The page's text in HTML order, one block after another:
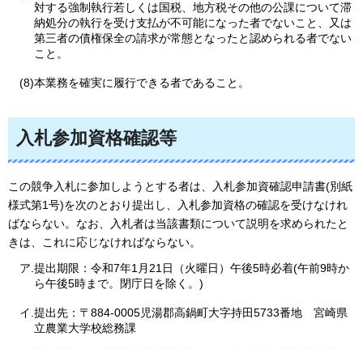
対する強制執行若しくは国税、地方税その他の公課について滞
納処分の執行を受け支払が不可能になった者でないこと、又は
第三者の債権保全の請求が常態となったと認められる者でない
こと。
(8)本業務を確実に履行できる者であること。
入札参加資格確認等
この競争入札に参加しようとする者は、入札参加資確認申請書(別紙
様式第1号)を次のとおり提出し、入札参加資格の確認を受けなけれ
ばならない。なお、入札者は当該書類について説明を求められたと
きは、これに応じなければならない。
ア.提出期限：令和7年1月21日（火曜日）午後5時必着(午前9時か
ら午後5時まで。閉庁日を除く。)
イ.提出先：〒884-0005児湯郡高鍋町大字持田5733番地
宮崎県
立農業大学校総務課